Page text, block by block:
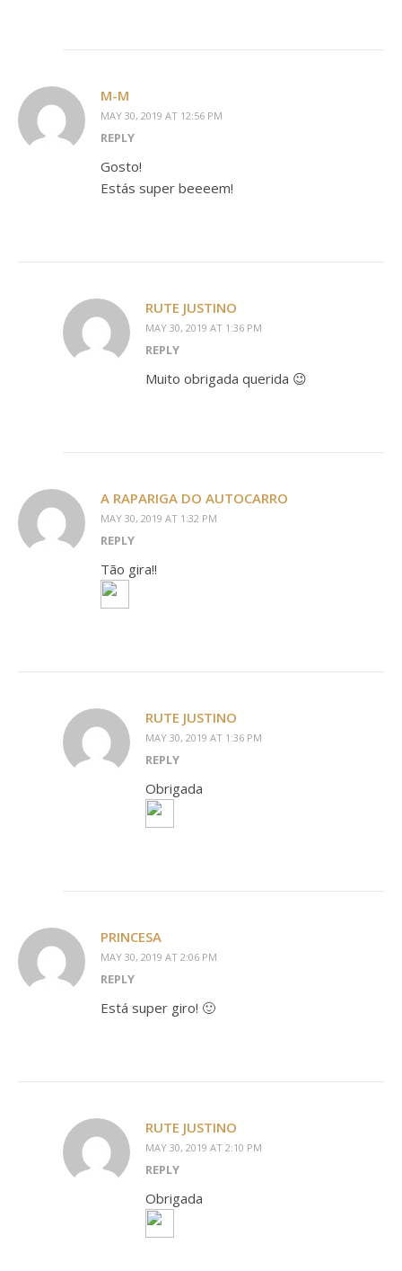
M-M
MAY 30, 2019 AT 12:56 PM
REPLY
Gosto!
Estás super beeeem!
RUTE JUSTINO
MAY 30, 2019 AT 1:36 PM
REPLY
Muito obrigada querida 😉
A RAPARIGA DO AUTOCARRO
MAY 30, 2019 AT 1:32 PM
REPLY
Tão gira!!
RUTE JUSTINO
MAY 30, 2019 AT 1:36 PM
REPLY
Obrigada
PRINCESA
MAY 30, 2019 AT 2:06 PM
REPLY
Está super giro! 🙂
RUTE JUSTINO
MAY 30, 2019 AT 2:10 PM
REPLY
Obrigada